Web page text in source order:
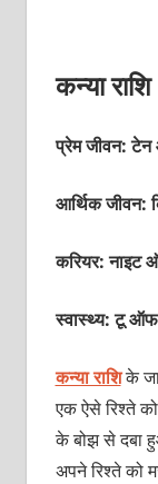
कन्या राशि
प्रेम जीवन:
आर्थिक
करियर: नाइट
स्वास्थ्य: टू ऑफ
कन्‍या राशिके
एक ऐसे रिश्‍ते को
के बोझ से दबा
अपने रिश्‍ते को